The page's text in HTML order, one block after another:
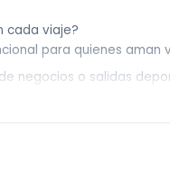
cada viaje?
para quienes aman
negocios o salidas
llevar una gran